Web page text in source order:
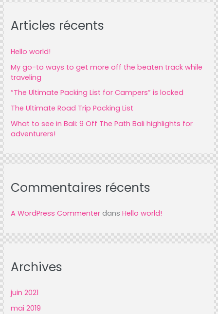
c
f
o
r
:
Articles récents
Hello world!
My go-to ways to get more off the beaten track while
traveling
“The Ultimate Packing List for Campers” is locked
The Ultimate Road Trip Packing List
What to see in Bali: 9 Off The Path Bali highlights for
adventurers!
Commentaires récents
A WordPress Commenter dansHello world!
Archives
juin2021
mai2019